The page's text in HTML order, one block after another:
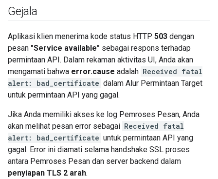
Gejala
Aplikasi klien menerima kode status HTTP 503 dengan
pesan "Service available" sebagai respons terhadap
permintaan API. Dalam rekaman aktivitas UI, Anda akan
mengamati bahwa error.cause adalah Received fatal
alert: bad_certificate dalam Alur Permintaan Target
untuk permintaan API yang gagal.
Jika Anda memiliki akses ke log Pemroses Pesan, Anda
akan melihat pesan error sebagai Received fatal
alert: bad_certificate untuk permintaan API yang
gagal. Error ini diamati selama handshake SSL proses
antara Pemroses Pesan dan server backend dalam
penyiapan TLS 2 arah.